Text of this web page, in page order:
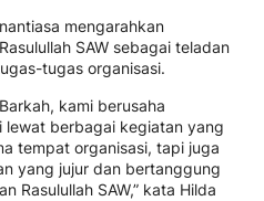
mengarahkan
SAW sebagai teladan
tugas organisasi.
kami berusaha
lewat berbagai kegiatan yang
tempat organisasi, tapi juga
yang jujur dan bertanggung
Rasulullah SAW,” kata Hilda